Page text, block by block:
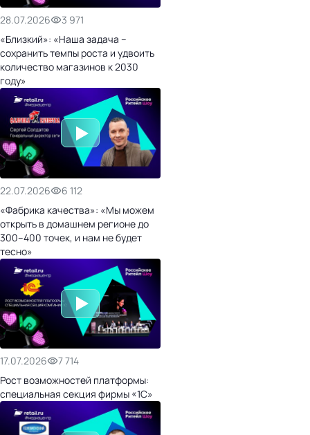
28.07.2026
3 971
«Близкий»: «Наша задача –
сохранить темпы роста и удвоить
количество магазинов к 2030
году»
22.07.2026
6 112
«Фабрика качества»: «Мы можем
открыть в домашнем регионе до
300–400 точек, и нам не будет
тесно»
17.07.2026
7 714
Рост возможностей платформы:
специальная секция фирмы «1С»